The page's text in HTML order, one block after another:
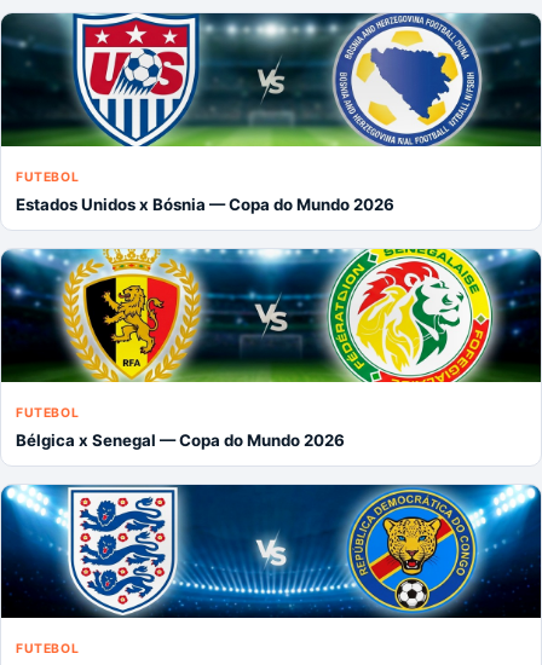
FUTEBOL
Estados Unidos x Bósnia — Copa do Mundo 2026
FUTEBOL
Bélgica x Senegal — Copa do Mundo 2026
FUTEBOL